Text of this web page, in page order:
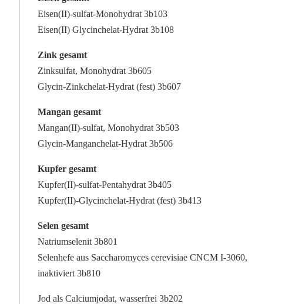
Eisen(II)-sulfat-Monohydrat 3b103
Eisen(II) Glycinchelat-Hydrat 3b108
Zink gesamt
Zinksulfat, Monohydrat 3b605
Glycin-Zinkchelat-Hydrat (fest) 3b607
Mangan gesamt
Mangan(II)-sulfat, Monohydrat 3b503
Glycin-Manganchelat-Hydrat 3b506
Kupfer gesamt
Kupfer(II)-sulfat-Pentahydrat 3b405
Kupfer(II)-Glycinchelat-Hydrat (fest) 3b413
Selen gesamt
Natriumselenit 3b801
Selenhefe aus Saccharomyces cerevisiae CNCM I-3060,
inaktiviert 3b810
Jod als Calciumjodat, wasserfrei 3b202